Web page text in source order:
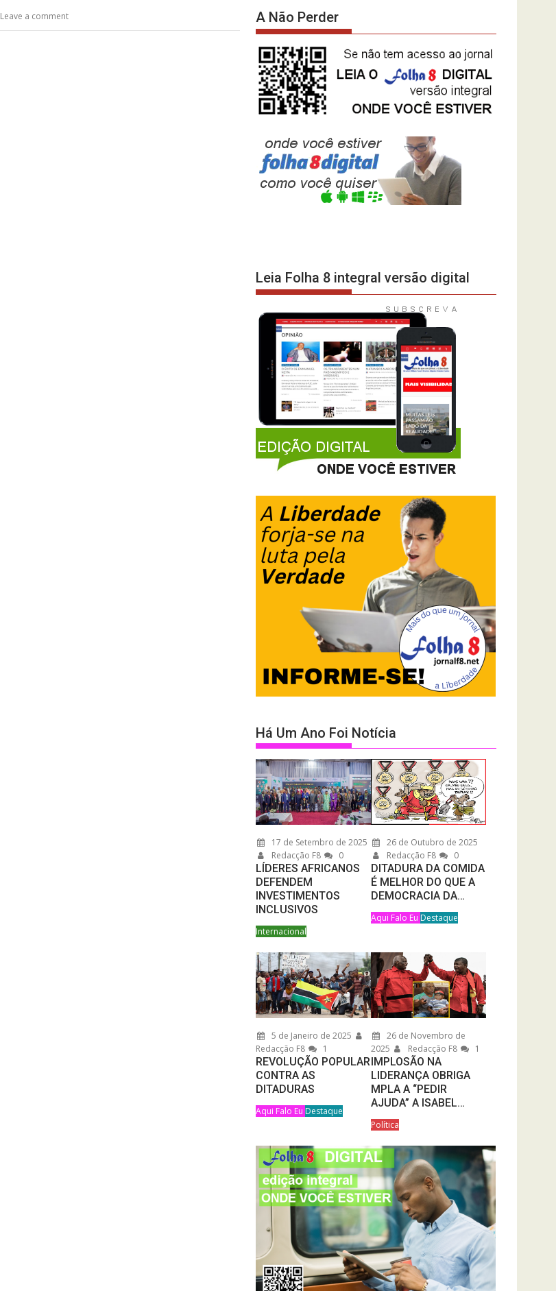
Leave a comment A Não Perder
Leia Folha 8 integral versão digital
Há Um Ano Foi Notícia
17 de Setembro de 2025
Redacção F8
0
LÍDERES AFRICANOS
DEFENDEM
INVESTIMENTOS
INCLUSIVOS
Internacional
26 de Outubro de 2025
Redacção F8
0
DITADURA DA COMIDA
É MELHOR DO QUE A
DEMOCRACIA DA…
Aqui Falo Eu Destaque
5 de Janeiro de 2025
Redacção F8
1
REVOLUÇÃO POPULAR
CONTRA AS
DITADURAS
Aqui Falo Eu Destaque
26 de Novembro de
2025
Redacção F8 1
IMPLOSÃO NA
LIDERANÇA OBRIGA
MPLA A “PEDIR
AJUDA” A ISABEL…
Política